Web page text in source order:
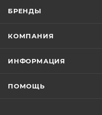
БРЕНДЫ
КОМПАНИЯ
ИНФОРМАЦИЯ
ПОМОЩЬ